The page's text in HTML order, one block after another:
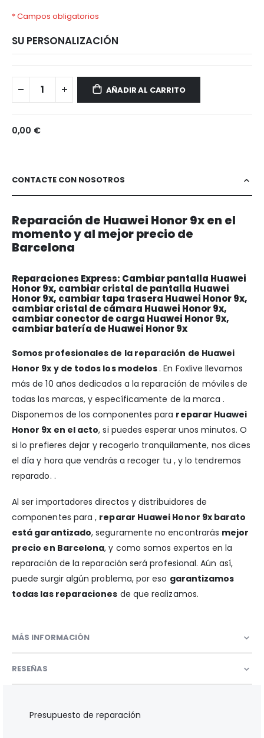
* Campos obligatorios
SU PERSONALIZACIÓN
AÑADIR AL CARRITO
0,00 €
CONTACTE CON NOSOTROS
Reparación de Huawei Honor 9x en el
momento y al mejor precio de
Barcelona
Reparaciones Express: Cambiar pantalla Huawei
Honor 9x, cambiar cristal de pantalla Huawei
Honor 9x, cambiar tapa trasera Huawei Honor 9x,
cambiar cristal de cámara Huawei Honor 9x,
cambiar conector de carga Huawei Honor 9x,
cambiar batería de Huawei Honor 9x
Somos profesionales de la reparación de Huawei
Honor 9x y de todos los modelos. En Foxlive llevamos
más de 10 años dedicados a la reparación de móviles de
todas las marcas, y específicamente de la marca .
Disponemos de los componentes para reparar Huawei
Honor 9x en el acto, si puedes esperar unos minutos. O
si lo prefieres dejar y recogerlo tranquilamente, nos dices
el día y hora que vendrás a recoger tu , y lo tendremos
reparado. .
Al ser importadores directos y distribuidores de
componentes para , reparar Huawei Honor 9x barato
está garantizado, seguramente no encontrarás mejor
precio en Barcelona, y como somos expertos en la
reparación de la reparación será profesional. Aún así,
puede surgir algún problema, por eso garantizamos
todas las reparaciones de que realizamos.
MÁS INFORMACIÓN
RESEÑAS
Presupuesto de reparación